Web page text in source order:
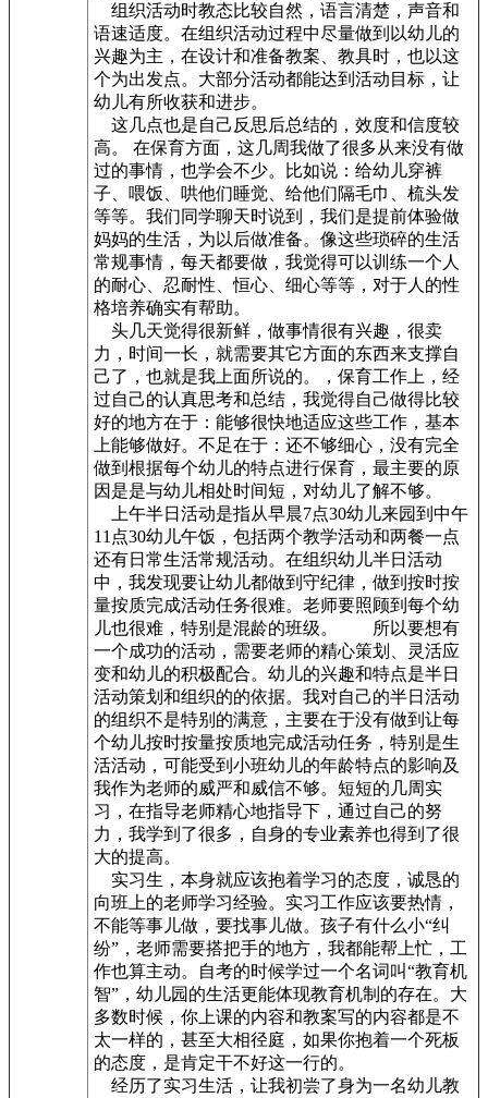
组织活动时教态比较自然，语言清楚，声音和
语速适度。在组织活动过程中尽量做到以幼儿的
兴趣为主，在设计和准备教案、教具时，也以这
个为出发点。大部分活动都能达到活动目标，让
幼儿有所收获和进步。
这几点也是自己反思后总结的，效度和信度较
高。 在保育方面，这几周我做了很多从来没有做
过的事情，也学会不少。比如说：给幼儿穿裤
子、喂饭、哄他们睡觉、给他们隔毛巾、梳头发
等等。我们同学聊天时说到，我们是提前体验做
妈妈的生活，为以后做准备。像这些琐碎的生活
常规事情，每天都要做，我觉得可以训练一个人
的耐心、忍耐性、恒心、细心等等，对于人的性
格培养确实有帮助。
头几天觉得很新鲜，做事情很有兴趣，很卖
力，时间一长，就需要其它方面的东西来支撑自
己了，也就是我上面所说的。，保育工作上，经
过自己的认真思考和总结，我觉得自己做得比较
好的地方在于：能够很快地适应这些工作，基本
上能够做好。不足在于：还不够细心，没有完全
做到根据每个幼儿的特点进行保育，最主要的原
因是是与幼儿相处时间短，对幼儿了解不够。
上午半日活动是指从早晨7点30幼儿来园到中午
11点30幼儿午饭，包括两个教学活动和两餐一点
还有日常生活常规活动。在组织幼儿半日活动
中，我发现要让幼儿都做到守纪律，做到按时按
量按质完成活动任务很难。老师要照顾到每个幼
儿也很难，特别是混龄的班级。 所以要想有
一个成功的活动，需要老师的精心策划、灵活应
变和幼儿的积极配合。幼儿的兴趣和特点是半日
活动策划和组织的的依据。我对自己的半日活动
的组织不是特别的满意，主要在于没有做到让每
个幼儿按时按量按质地完成活动任务，特别是生
活活动，可能受到小班幼儿的年龄特点的影响及
我作为老师的威严和威信不够。短短的几周实
习，在指导老师精心地指导下，通过自己的努
力，我学到了很多，自身的专业素养也得到了很
大的提高。
实习生，本身就应该抱着学习的态度，诚恳的
向班上的老师学习经验。实习工作应该要热情，
不能等事儿做，要找事儿做。孩子有什么小“纠
纷”，老师需要搭把手的地方，我都能帮上忙，工
作也算主动。自考的时候学过一个名词叫“教育机
智”，幼儿园的生活更能体现教育机制的存在。大
多数时候，你上课的内容和教案写的内容都是不
太一样的，甚至大相径庭，如果你抱着一个死板
的态度，是肯定干不好这一行的。
经历了实习生活，让我初尝了身为一名幼儿教